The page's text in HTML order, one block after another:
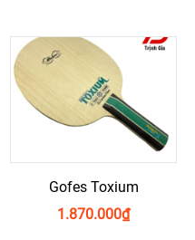
Gofes Toxium
₫
1.870.000